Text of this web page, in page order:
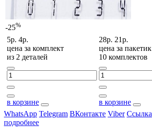
-25%
5р. 4р.
цена за комплект
из 2 деталей
в корзине
28р. 21р.
цена за пакетик
10 комплектов
в корзине
WhatsApp Telegram ВКонтакте Viber Ссылка
подробнее